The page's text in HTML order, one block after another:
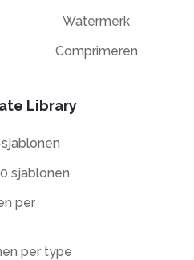
Watermerk
Comprimeren
Library
sjablonen
per
per type